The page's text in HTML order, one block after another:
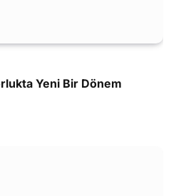
Yeni Bir Dönem